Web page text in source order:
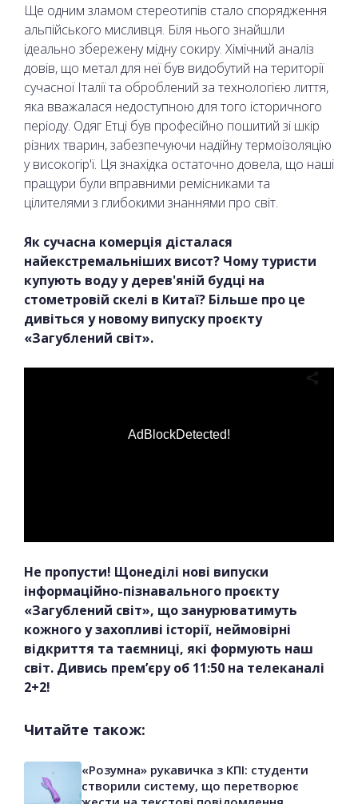
Ще одним зламом стереотипів стало спорядження
альпійського мисливця. Біля нього знайшли
ідеально збережену мідну сокиру. Хімічний аналіз
довів, що метал для неї був видобутий на території
сучасної Італії та оброблений за технологією лиття,
яка вважалася недоступною для того історичного
періоду. Одяг Етці був професійно пошитий зі шкір
різних тварин, забезпечуючи надійну термоізоляцію
у високогір'ї. Ця знахідка остаточно довела, що наші
пращури були вправними ремісниками та
цілителями з глибокими знаннями про світ.
Як сучасна комерція дісталася
найекстремальніших висот? Чому туристи
купують воду у дерев'яній будці на
стометровій скелі в Китаї? Більше про це
дивіться у новому випуску проєкту
«Загублений світ».
AdBlockDetected!
Не пропусти! Щонеділі нові випуски
інформаційно-пізнавального проєкту
«Загублений світ», що занурюватимуть
кожного у захопливі історії, неймовірні
відкриття та таємниці, які формують наш
світ. Дивись прем’єру об 11:50 на телеканалі
2+2!
Читайте також:
«Розумна» рукавичка з КПІ: студенти
створили систему, що перетворює